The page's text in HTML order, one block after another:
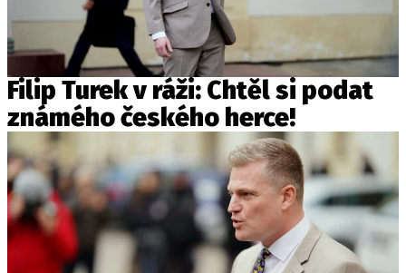
Filip Turek v ráži: Chtěl si podat
známého českého herce!